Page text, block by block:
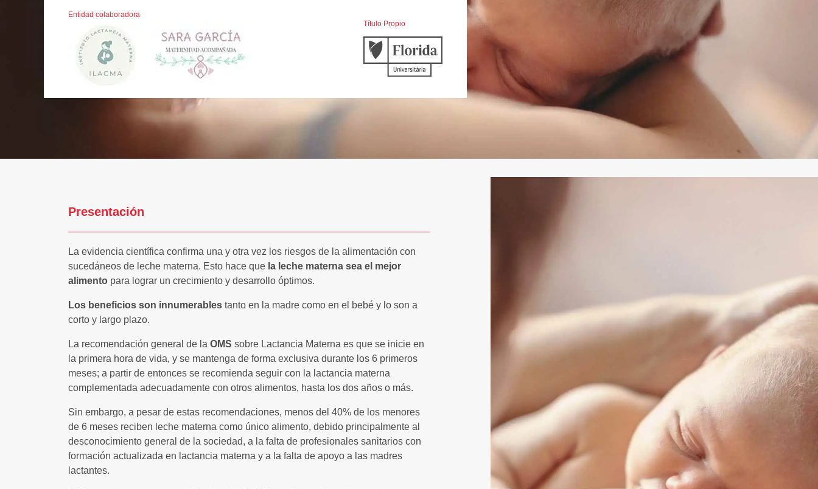
Entidad colaboradora
Título Propio
Presentación
La evidencia científica confirma una y otra vez los riesgos de la alimentación con
sucedáneos de leche materna. Esto hace que la leche materna sea el mejor
alimento para lograr un crecimiento y desarrollo óptimos.
Los beneficios son innumerables tanto en la madre como en el bebé y lo son a
corto y largo plazo.
La recomendación general de la OMS sobre Lactancia Materna es que se inicie en
la primera hora de vida, y se mantenga de forma exclusiva durante los 6 primeros
meses; a partir de entonces se recomienda seguir con la lactancia materna
complementada adecuadamente con otros alimentos, hasta los dos años o más.
Sin embargo, a pesar de estas recomendaciones, menos del 40% de los menores
de 6 meses reciben leche materna como único alimento, debido principalmente al
desconocimiento general de la sociedad, a la falta de profesionales sanitarios con
formación actualizada en lactancia materna y a la falta de apoyo a las madres
lactantes.